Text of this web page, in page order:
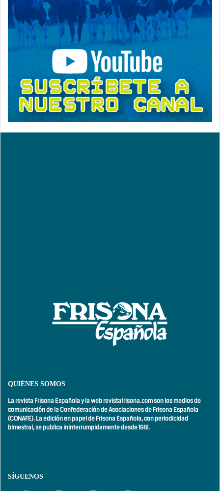
QUIÉNES SOMOS
La revista Frisona Española y la web revistafrisona.com son los medios de
comunicación de la Confederación de Asociaciones de Frisona Española
(CONAFE). La edición en papel de Frisona Española, conperiodicidad
bimestral,se publica ininterrumpidamente desde 1981.
SÍGUENOS